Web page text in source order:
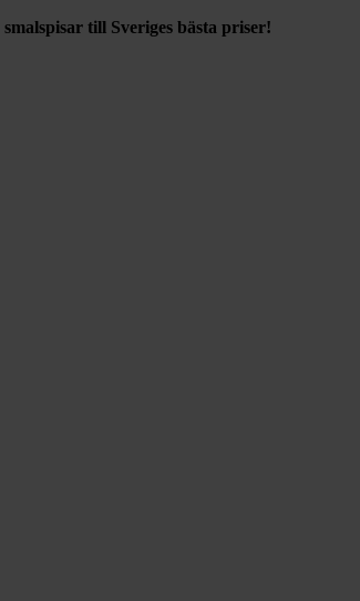
till Sveriges bästa priser!